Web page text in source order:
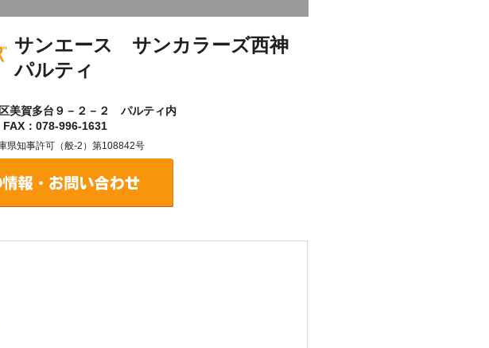
サンエース サンカラーズ西神
パルティ
美賀多台９－２－２ パルティ内
：078-996-1631
知事許可（般-2）第108842号